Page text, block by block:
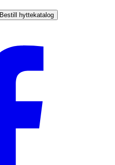
Bestill hyttekatalog